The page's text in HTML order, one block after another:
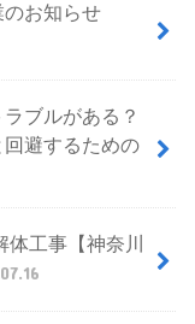
お知らせ
ブルがある？
避するための
工事【神奈川